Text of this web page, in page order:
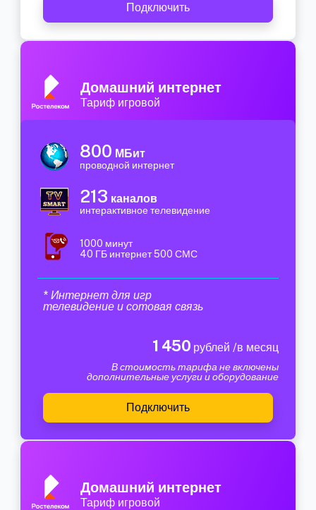
Подключить
Домашний интернет
Тариф игровой
800 МБит
проводной интернет
213 каналов
интерактивное телевидение
1000 минут
40 ГБ интернет 500 СМС
* Интернет для игр
телевидение и сотовая связь
1 450 рублей /в месяц
В стоимость тарифа не включены
дополнительные услуги и оборудование
Подключить
Домашний интернет
Тариф игровой